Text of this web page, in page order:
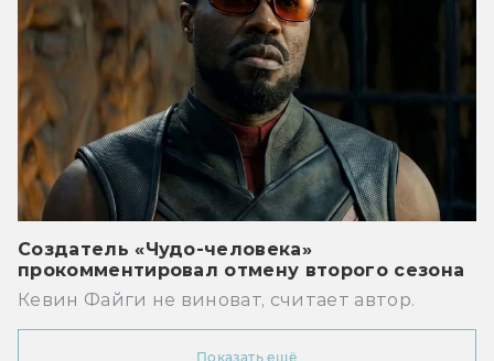
Создатель «Чудо-человека»
прокомментировал отмену второго сезона
Кевин Файги не виноват, считает автор.
Показать ещё